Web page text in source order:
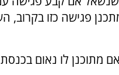
פגישה כזו בקרוב,
מתוכנן לו נאום